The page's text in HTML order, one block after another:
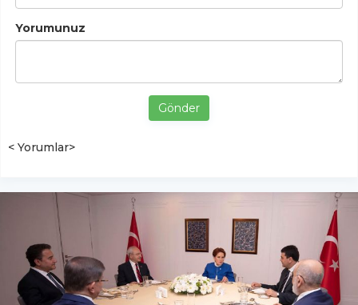
Yorumunuz
Gönder
< Yorumlar>